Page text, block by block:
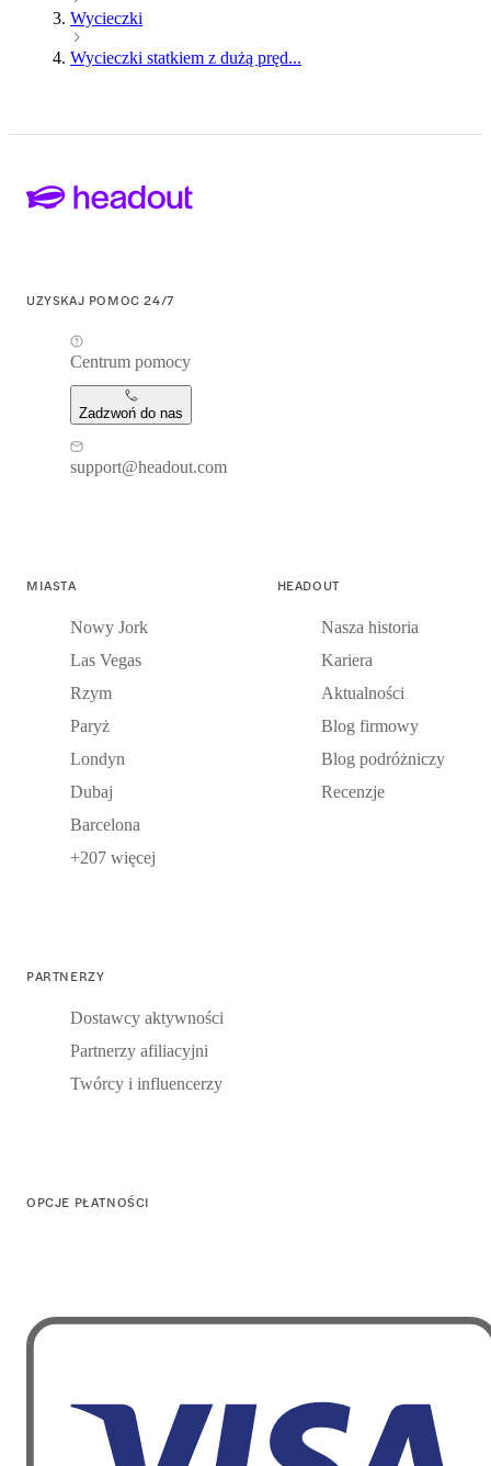
Wycieczki
Wycieczki statkiem z dużą pręd...
UZYSKAJ POMOC 24/7
Centrum pomocy
Zadzwoń do nas
support@headout.com
MIASTA
Nowy Jork
Las Vegas
Rzym
Paryż
Londyn
Dubaj
Barcelona
+207 więcej
HEADOUT
Nasza historia
Kariera
Aktualności
Blog firmowy
Blog podróżniczy
Recenzje
PARTNERZY
Dostawcy aktywności
Partnerzy afiliacyjni
Twórcy i influencerzy
OPCJE PŁATNOŚCI